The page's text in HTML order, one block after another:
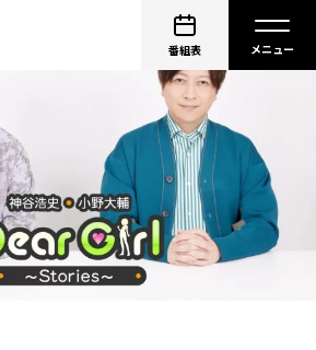
番組表